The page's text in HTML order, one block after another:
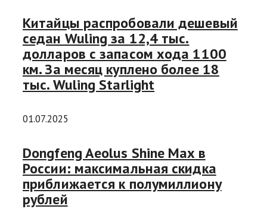
Китайцы распробовали дешевый
седан Wuling за 12,4 тыс.
долларов с запасом хода 1100
км. За месяц куплено более 18
тыс. Wuling Starlight
01.07.2025
Dongfeng Aeolus Shine Max в
России: максимальная скидка
приближается к полумиллиону
рублей